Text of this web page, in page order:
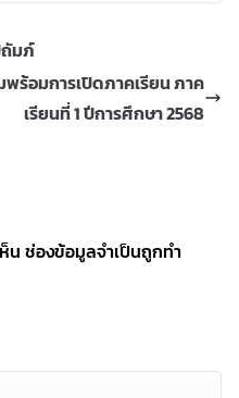
มภ์
ร้อมการเปิดภาคเรียน ภาค
เรียนที่ 1 ปีการศึกษา 2568
น ช่องข้อมูลจำเป็นถูกทำ